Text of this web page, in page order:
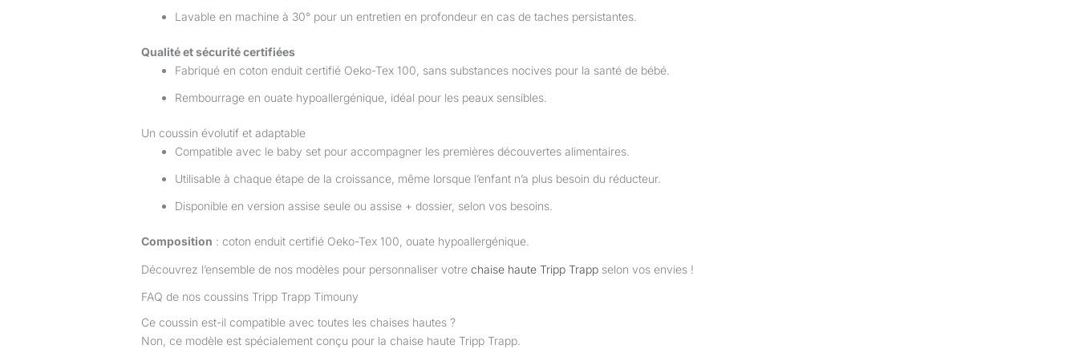
Lavable en machine à 30° pour un entretien en profondeur en cas de taches persistantes.
Qualité et sécurité certifiées
Fabriqué en coton enduit certifié Oeko-Tex 100, sans substances nocives pour la santé de bébé.
Rembourrage en ouate hypoallergénique, idéal pour les peaux sensibles.
Un coussin évolutif et adaptable
Compatible avec le baby set pour accompagner les premières découvertes alimentaires.
Utilisable à chaque étape de la croissance, même lorsque l’enfant n’a plus besoin du réducteur.
Disponible en version assise seule ou assise + dossier, selon vos besoins.
Composition : coton enduit certifié Oeko-Tex 100, ouate hypoallergénique.
Découvrez l’ensemble de nos modèles pour personnaliser votre chaise haute Tripp Trappselon vos envies !
FAQ de nos coussins Tripp Trapp Timouny
Ce coussin est-il compatible avec toutes les chaises hautes ?
Non, ce modèle est spécialement conçu pour la chaise haute Tripp Trapp.